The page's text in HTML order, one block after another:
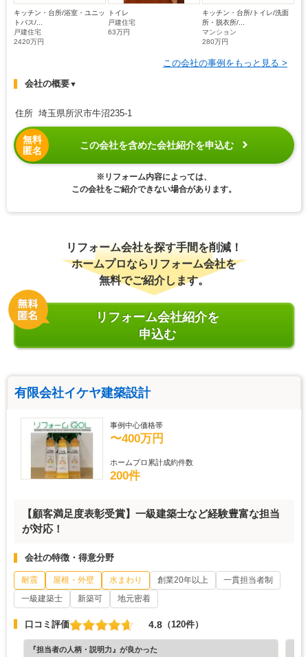
キッチン・台所/浴室・ユニッ
トバス/...
戸建住宅
2420万円
トイレ
戸建住宅
63万円
キッチン・台所/トイレ/洗面
所・脱衣所/...
マンション
280万円
この会社の事例をもっと見る >
会社の概要▼
住所 埼玉県所沢市牛沼235-1
無料
匿名
この会社を含めた会社紹介を申込む
※リフォーム内容によっては、
この会社をご紹介できない場合があります。
リフォーム会社を探す手間を削減！
ホームプロならリフォーム会社を
無料でご紹介します。
リフォーム会社紹介を
申込む
有限会社イケヤ建築設計
事例中心価格帯
〜400万円
ホームプロ累計成約件数
200件
【顧客満足度表彰受賞】一級建築士など経験豊富な担当
が対応！
会社の特徴・得意分野
耐震 屋根・外壁 水まわり 創業20年以上
一貫担当者制
一級建築士
新築可 地元密着
口コミ評価 4.8 （120件）
『担当者の人柄・説明力』が良かった